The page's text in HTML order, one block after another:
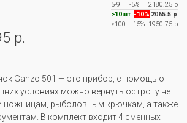
р.
5-9
-5%
2180.25 р
>10шт -10% 2065.5 р
>100
-15% 1950.75 р
Ganzo 501 — это прибор, с помощью
условиях можно вернуть остроту не
ножницам, рыболовным крючкам, а также
В комплект входит 4 сменных